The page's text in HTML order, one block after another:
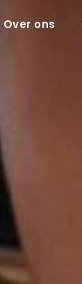
Over ons